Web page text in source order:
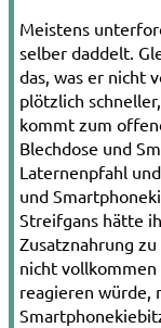
Meistens
selber daddelt.
das, was er nicht
plötzlich
kommt zum
Blechdose und
Laternenpfahl
und
Streifgans hätte
Zusatznahrung
nicht
reagieren würde,